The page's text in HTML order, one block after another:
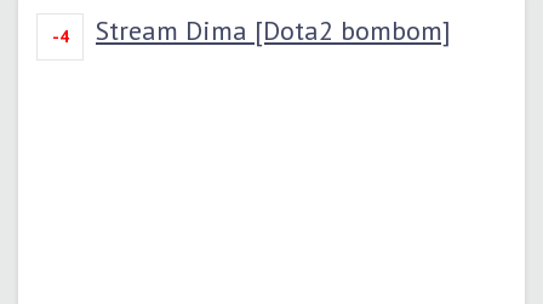
-4 Stream Dima [Dota2 bombom]